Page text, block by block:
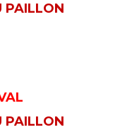
PAILLON
PAILLON